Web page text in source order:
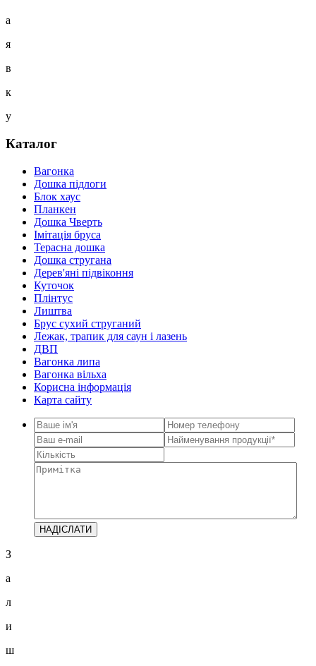
а
я
в
к
у
Каталог
Вагонка
Дошка підлоги
Блок хаус
Планкен
Дошка Чверть
Iмітація бруса
Терасна дошка
Дошка стругана
Дерев'яні підвіконня
Куточок
Плінтус
Лиштва
Брус сухий струганий
Лежак, трапик для саун і лазень
ДВП
Вагонка липа
Вагонка вільха
Корисна інформація
Карта сайту
З
а
л
и
ш